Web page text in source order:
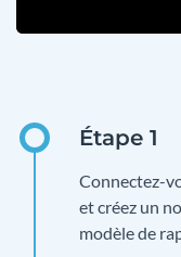
Connectez-
et créez un
modèle de